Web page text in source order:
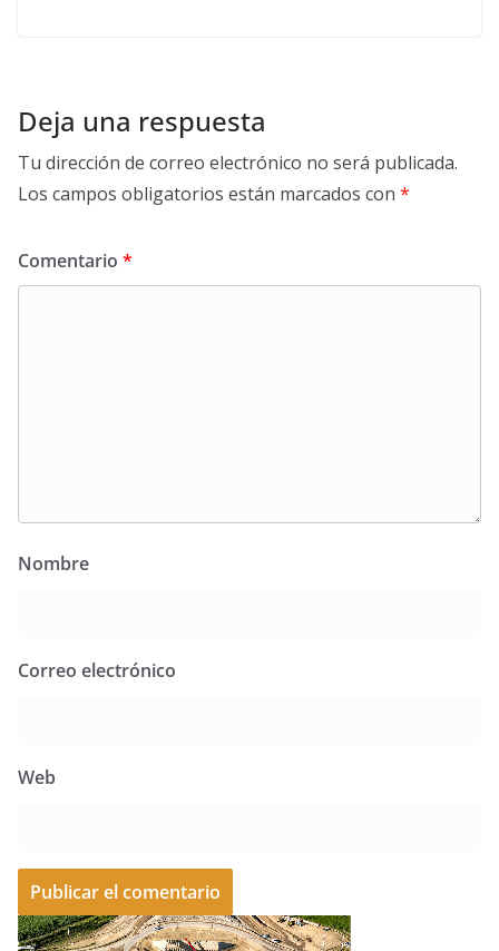
Deja una respuesta
Tu dirección de correo electrónico no será publicada.
Los campos obligatorios están marcados con *
Comentario *
Nombre
Correo electrónico
Web
A